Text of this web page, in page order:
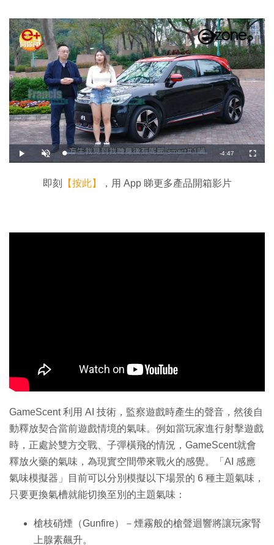
播
放
開
啟
載
入
:
7
剩
時
-4:47
全
螢
即刻 【按此】 ，用 App 睇更多產品開箱影片
GameScent 利用 AI 技術，監察遊戲時產生的聲音，然後自
動釋放契合當前遊戲情境的氣味。例如當玩家進行射擊遊戲
時，正處於雙方交戰、子彈橫飛的情況，GameScent就會
釋放火藥的氣味，為現實空間帶來戰火的感覺。「AI 感應
氣味模擬器」目前可以分別模擬以下場景的 6 種主題氣味，
只要更換氣槽就能切換至別的主題氣味：
槍枝硝煙（Gunfire）－煙霧般的槍聲迴響將讓玩家腎
上腺素飆升。